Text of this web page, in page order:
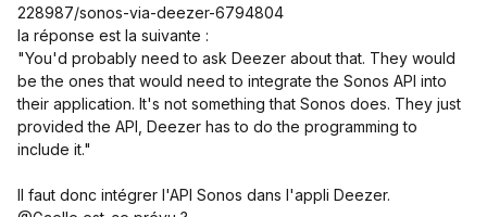
228987/sonos-via-deezer-6794804
la réponse est la suivante :
"You'd probably need to ask Deezer about that. They would
be the ones that would need to integrate the Sonos API into
their application. It's not something that Sonos does. They just
provided the API, Deezer has to do the programming to
include it."
Il faut donc intégrer l'API Sonos dans l'appli Deezer.